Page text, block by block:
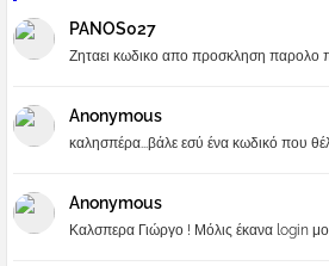
PANOS027
Ζηταει κωδικο απο προσκληση παρολο
Anonymous
καλησπέρα...βάλε εσύ ένα κωδικό που
Anonymous
Καλσπερα Γιώργο ! Μόλις έκανα login